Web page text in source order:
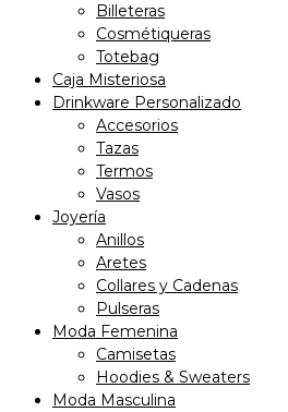
Billeteras
Cosmétiqueras
Totebag
Caja Misteriosa
Drinkware Personalizado
Accesorios
Tazas
Termos
Vasos
Joyería
Anillos
Aretes
Collares y Cadenas
Pulseras
Moda Femenina
Camisetas
Hoodies & Sweaters
Moda Masculina